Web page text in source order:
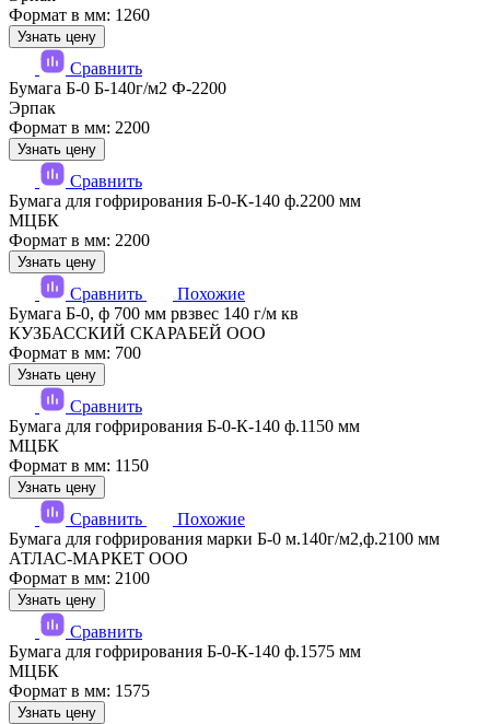
Формат в мм: 1260
Узнать цену
Сравнить
Бумага Б-0 Б-140г/м2 Ф-2200
Эрпак
Формат в мм: 2200
Узнать цену
Сравнить
Бумага для гофрирования Б-0-К-140 ф.2200 мм
МЦБК
Формат в мм: 2200
Узнать цену
Сравнить
Похожие
Бумага Б-0, ф 700 мм рвзвес 140 г/м кв
КУЗБАССКИЙ СКАРАБЕЙ ООО
Формат в мм: 700
Узнать цену
Сравнить
Бумага для гофрирования Б-0-К-140 ф.1150 мм
МЦБК
Формат в мм: 1150
Узнать цену
Сравнить
Похожие
Бумага для гофрирования марки Б-0 м.140г/м2,ф.2100 мм
АТЛАС-МАРКЕТ ООО
Формат в мм: 2100
Узнать цену
Сравнить
Бумага для гофрирования Б-0-К-140 ф.1575 мм
МЦБК
Формат в мм: 1575
Узнать цену